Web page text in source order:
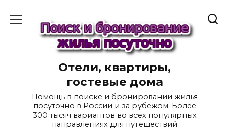
содержанию
Отели, квартиры,
гостевые дома
Помощь в поиске и бронировании жилья
посуточно в России и за рубежом. Более
300 тысяч вариантов во всех популярных
направлениях для путешествий